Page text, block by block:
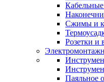
Сжимы и
Розетки и
Паяльное